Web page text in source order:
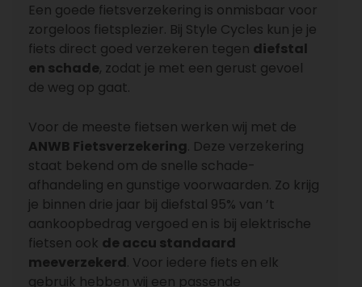
Een goede fietsverzekering is onmisbaar voor
zorgeloos fietsplezier. Bij Style Cycles kun je je
fiets direct goed verzekeren tegen diefstal
en schade, zodat je met een gerust gevoel
de weg op gaat.
Voor de meeste fietsen werken wij met de
ANWB Fietsverzekering. Deze verzekering
staat bekend om de snelle schade-
afhandeling en gunstige voorwaarden. Zo krijg
je binnen drie jaar bij diefstal 95% van ’t
aankoopbedrag vergoed en is bij elektrische
fietsen ook de accu standaard
meeverzekerd. Voor iedere fiets en elk
gebruik hebben wij een passende